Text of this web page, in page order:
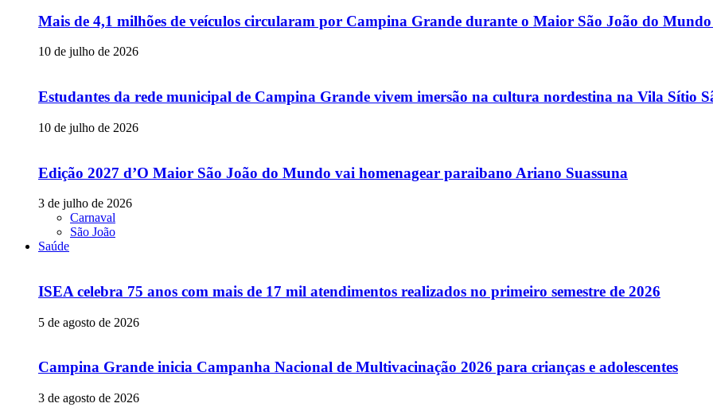
Mais de 4,1 milhões de veículos circularam por Campina Grande durante o Maior São João do Mundo
10 de julho de 2026
Estudantes da rede municipal de Campina Grande vivem imersão na cultura nordestina na Vila Sítio
10 de julho de 2026
Edição 2027 d’O Maior São João do Mundo vai homenagear paraibano Ariano Suassuna
3 de julho de 2026
Carnaval
São João
Saúde
ISEA celebra 75 anos com mais de 17 mil atendimentos realizados no primeiro semestre de 2026
5 de agosto de 2026
Campina Grande inicia Campanha Nacional de Multivacinação 2026 para crianças e adolescentes
3 de agosto de 2026